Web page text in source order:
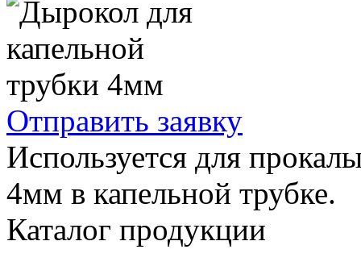
Отправить заявку
Используется для
4мм в капельной трубке.
Каталог продукции